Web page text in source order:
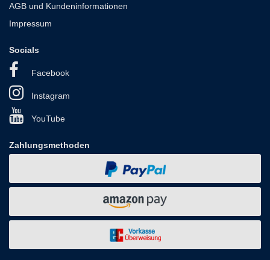
AGB und Kundeninformationen
Impressum
Socials
Facebook
Instagram
YouTube
Zahlungsmethoden